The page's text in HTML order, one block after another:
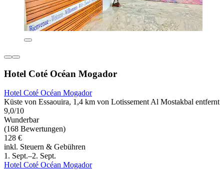
Hotel Coté Océan Mogador
Hotel Coté Océan Mogador
Küste von Essaouira, 1,4 km von Lotissement Al Mostakbal entfernt
9,0/10
Wunderbar
(168 Bewertungen)
128 €
inkl. Steuern & Gebühren
1. Sept.–2. Sept.
Hotel Coté Océan Mogador